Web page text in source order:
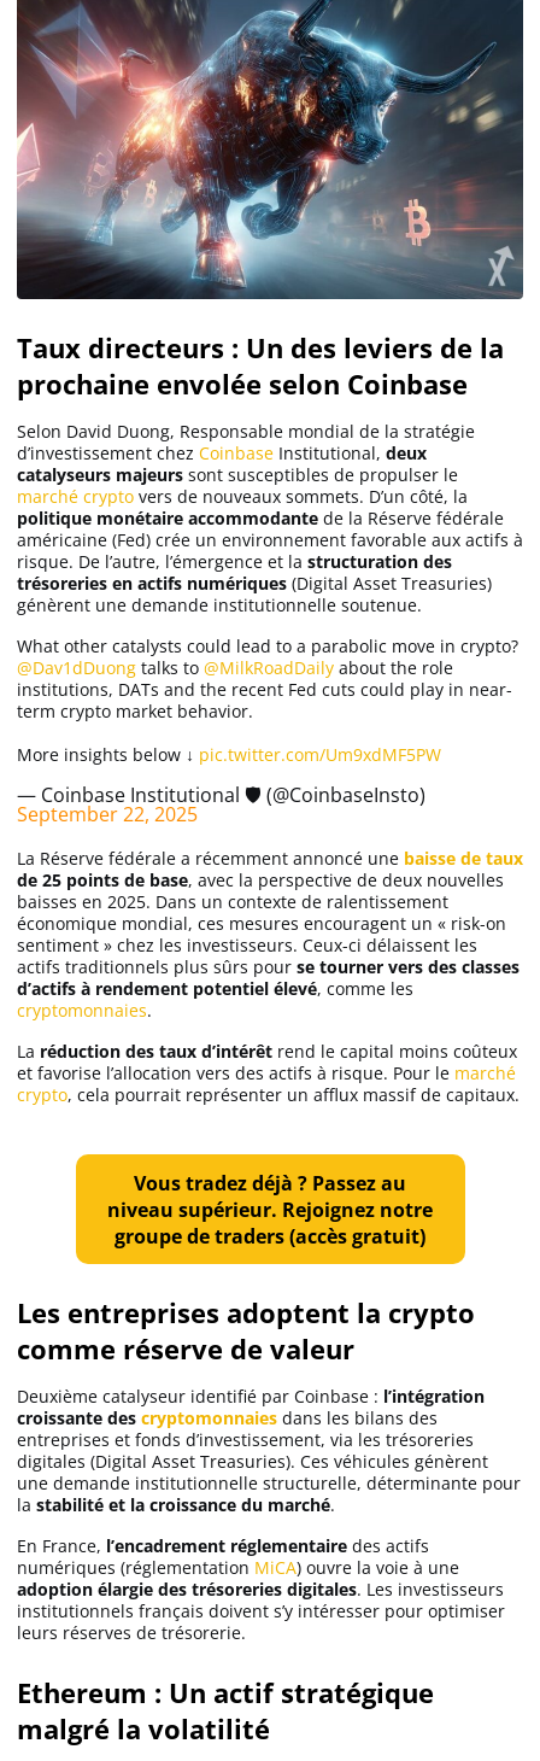
Taux directeurs : Un des leviers de la
prochaine envolée selon Coinbase
Selon David Duong, Responsable mondial de la stratégie
d’investissement chez Coinbase Institutional, deux
catalyseurs majeurs sont susceptibles de propulser le
marché crypto vers de nouveaux sommets. D’un côté, la
politique monétaire accommodante de la Réserve fédérale
américaine (Fed) crée un environnement favorable aux actifs à
risque. De l’autre, l’émergence et la structuration des
trésoreries en actifs numériques (Digital Asset Treasuries)
génèrent une demande institutionnelle soutenue.
What other catalysts could lead to a parabolic move in crypto?
@Dav1dDuong talks to @MilkRoadDaily about the role
institutions, DATs and the recent Fed cuts could play in near-
term crypto market behavior.
More insights below ↓ pic.twitter.com/Um9xdMF5PW
— Coinbase Institutional 🛡️ (@CoinbaseInsto)
September 22, 2025
La Réserve fédérale a récemment annoncé une baisse de taux
de 25 points de base, avec la perspective de deux nouvelles
baisses en 2025. Dans un contexte de ralentissement
économique mondial, ces mesures encouragent un « risk-on
sentiment » chez les investisseurs. Ceux-ci délaissent les
actifs traditionnels plus sûrs pour se tourner vers des classes
d’actifs à rendement potentiel élevé, comme les
cryptomonnaies.
La réduction des taux d’intérêt rend le capital moins coûteux
et favorise l’allocation vers des actifs à risque. Pour le marché
crypto, cela pourrait représenter un afflux massif de capitaux.
Vous tradez déjà ? Passez au
niveau supérieur. Rejoignez notre
groupe de traders (accès gratuit)
Les entreprises adoptent la crypto
comme réserve de valeur
Deuxième catalyseur identifié par Coinbase : l’intégration
croissante des cryptomonnaies dans les bilans des
entreprises et fonds d’investissement, via les trésoreries
digitales (Digital Asset Treasuries). Ces véhicules génèrent
une demande institutionnelle structurelle, déterminante pour
la stabilité et la croissance du marché.
En France, l’encadrement réglementaire des actifs
numériques (réglementation MiCA) ouvre la voie à une
adoption élargie des trésoreries digitales. Les investisseurs
institutionnels français doivent s’y intéresser pour optimiser
leurs réserves de trésorerie.
Ethereum : Un actif stratégique
malgré la volatilité